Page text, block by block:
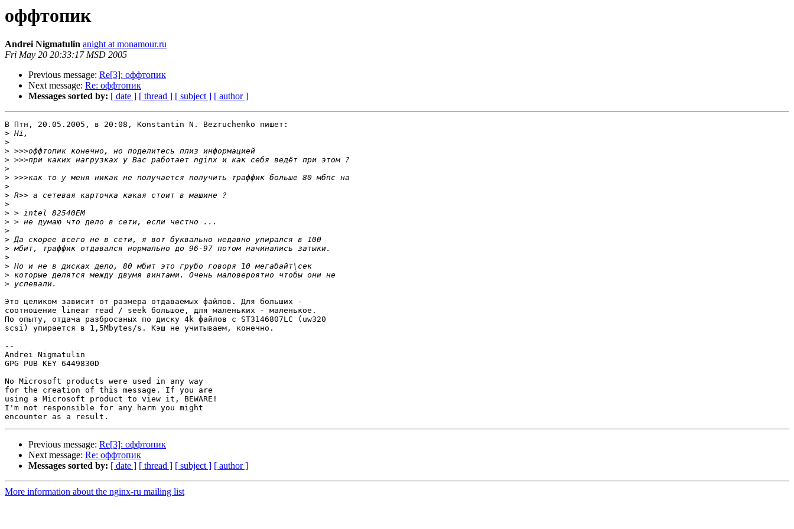
оффтопик
Andrei Nigmatulin anight at monamour.ru
Fri May 20 20:33:17 MSD 2005
Previous message: Re[3]: оффтопик
Next message: Re: оффтопик
Messages sorted by: [ date ] [ thread ] [ subject ] [ author ]
В Птн, 20.05.2005, в 20:08, Konstantin N. Bezruchenko пишет:
>
>
>
>
>
>
>
>
>
>
>
>
>
>
>
>
>
>
Это целиком зависит от размера отдаваемых файлов. Для больших -
соотношение linear read / seek большое, для маленьких - маленькое.
По опыту, отдача разбросаных по диску 4k файлов с ST3146807LC (uw320
scsi) упирается в 1,5Mbytes/s. Кэш не учитываем, конечно.
--
Andrei Nigmatulin
GPG PUB KEY 6449830D
No Microsoft products were used in any way
for the creation of this message. If you are
using a Microsoft product to view it, BEWARE!
I'm not responsible for any harm you might
Previous message: Re[3]: оффтопик
Next message: Re: оффтопик
Messages sorted by: [ date ] [ thread ] [ subject ] [ author ]
More information about the nginx-ru mailing list